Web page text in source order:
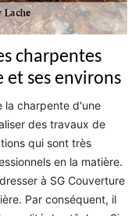
charpentes
et ses environs
la charpente d'une
des travaux de
qui sont très
en la matière.
à SG Couverture
Par conséquent, il